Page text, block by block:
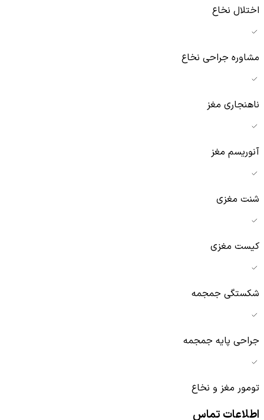
اختلال نخاع
مشاوره جراحی نخاع
ناهنجاری مغز
آنوریسم مغز
شنت مغزی
کیست مغزی
شکستگی جمجمه
جراحی پایه جمجمه
تومور مغز و نخاع
اطلاعات تماس